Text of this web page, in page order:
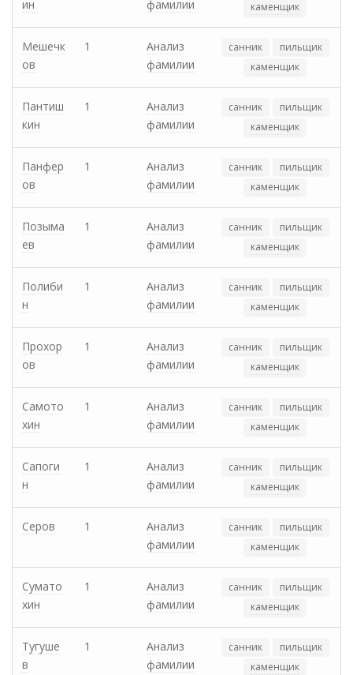
ин фамилии каменщик
Мешечк
ов
1
Анализ
фамилии
санник
пильщик
каменщик
Пантиш
кин
1
Анализ
фамилии
санник
пильщик
каменщик
Панфер
ов
1
Анализ
фамилии
санник
пильщик
каменщик
Позыма
ев
1
Анализ
фамилии
санник
пильщик
каменщик
Полиби
н
1
Анализ
фамилии
санник
пильщик
каменщик
Прохор
ов
1
Анализ
фамилии
санник
пильщик
каменщик
Самото
хин
1
Анализ
фамилии
санник
пильщик
каменщик
Сапоги
н
1
Анализ
фамилии
санник
пильщик
каменщик
Серов 1
Анализ
фамилии
санник
пильщик
каменщик
Сумато
хин
1
Анализ
фамилии
санник
пильщик
каменщик
Тугуше
в
1
Анализ
фамилии
санник
пильщик
каменщик